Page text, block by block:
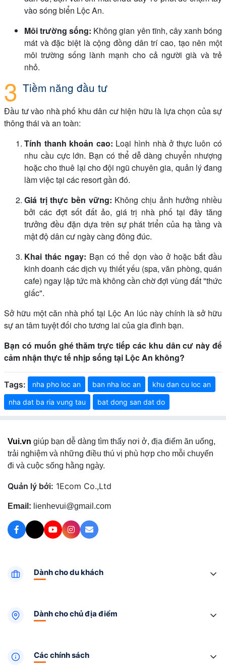
vào sóng biển Lộc An.
Môi trường sống: Không gian yên tĩnh, cây xanh bóng
mát và đặc biệt là cộng đồng dân trí cao, tạo nên một
môi trường sống lành mạnh cho cả người già và trẻ
nhỏ.
Tiềm năng đầu tư
Đầu tư vào nhà phố khu dân cư hiện hữu là lựa chọn của sự
thông thái và an toàn:
Tính thanh khoản cao: Loại hình nhà ở thực luôn có
nhu cầu cực lớn. Bạn có thể dễ dàng chuyển nhượng
hoặc cho thuê lại cho đội ngũ chuyên gia, quản lý đang
làm việc tại các resort gần đó.
Giá trị thực bền vững: Không chịu ảnh hưởng nhiều
bởi các đợt sốt đất ảo, giá trị nhà phố tại đây tăng
trưởng đều đặn dựa trên sự phát triển của hạ tầng và
mật độ dân cư ngày càng đông đúc.
Khai thác ngay: Bạn có thể dọn vào ở hoặc bắt đầu
kinh doanh các dịch vụ thiết yếu (spa, văn phòng, quán
cafe) ngay lập tức mà không cần chờ đợi vùng đất "thức
giấc".
Sở hữu một căn nhà phố tại Lộc An lúc này chính là sở hữu
sự an tâm tuyệt đối cho tương lai của gia đình bạn.
Bạn có muốn ghé thăm trực tiếp các khu dân cư này để
cảm nhận thực tế nhịp sống tại Lộc An không?
Tags: nha pho loc an ban nha loc an khu dan cu loc an
nha dat ba ria vung tau bat dong san dat do
Vui.vn giúp bạn dễ dàng tìm thấy nơi ở, địa điểm ăn uống,
trải nghiệm và những điều thú vị phù hợp cho mỗi chuyến
đi và cuộc sống hằng ngày.
Quản lý bởi: 1Ecom Co.,Ltd
Email: lienhevui@gmail.com
Dành cho du khách
Dành cho chủ địa điểm
Các chính sách